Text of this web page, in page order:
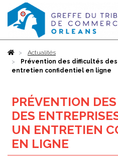
AccueilActualités
Prévention des difficultés
entretien confidentiel en ligne
PRÉVENTION
DES
UN ENTRETIEN
EN LIGNE